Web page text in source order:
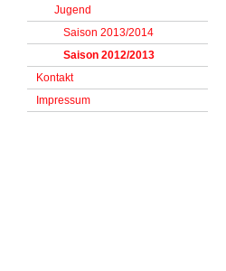
Jugend
Saison 2013/2014
Saison 2012/2013
Kontakt
Impressum